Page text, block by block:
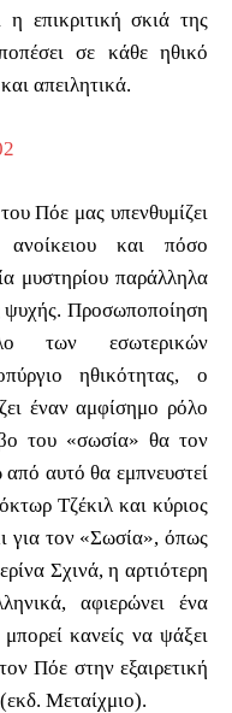
η επικριτική σκιά της
σε κάθε ηθικό
απειλητικά.
Πόε μας υπενθυμίζει
και πόσο
μυστηρίου παράλληλα
ψυχής. Προσωποποίηση
των εσωτερικών
ηθικότητας, ο
έναν αμφίσημο ρόλο
του «σωσία» θα τον
αυτό θα εμπνευστεί
Τζέκιλ και κύριος
για τον «Σωσία», όπως
Σχινά, η αρτιότερη
αφιερώνει ένα
κανείς να ψάξει
Πόε στην εξαιρετική
(εκδ. Μεταίχμιο).